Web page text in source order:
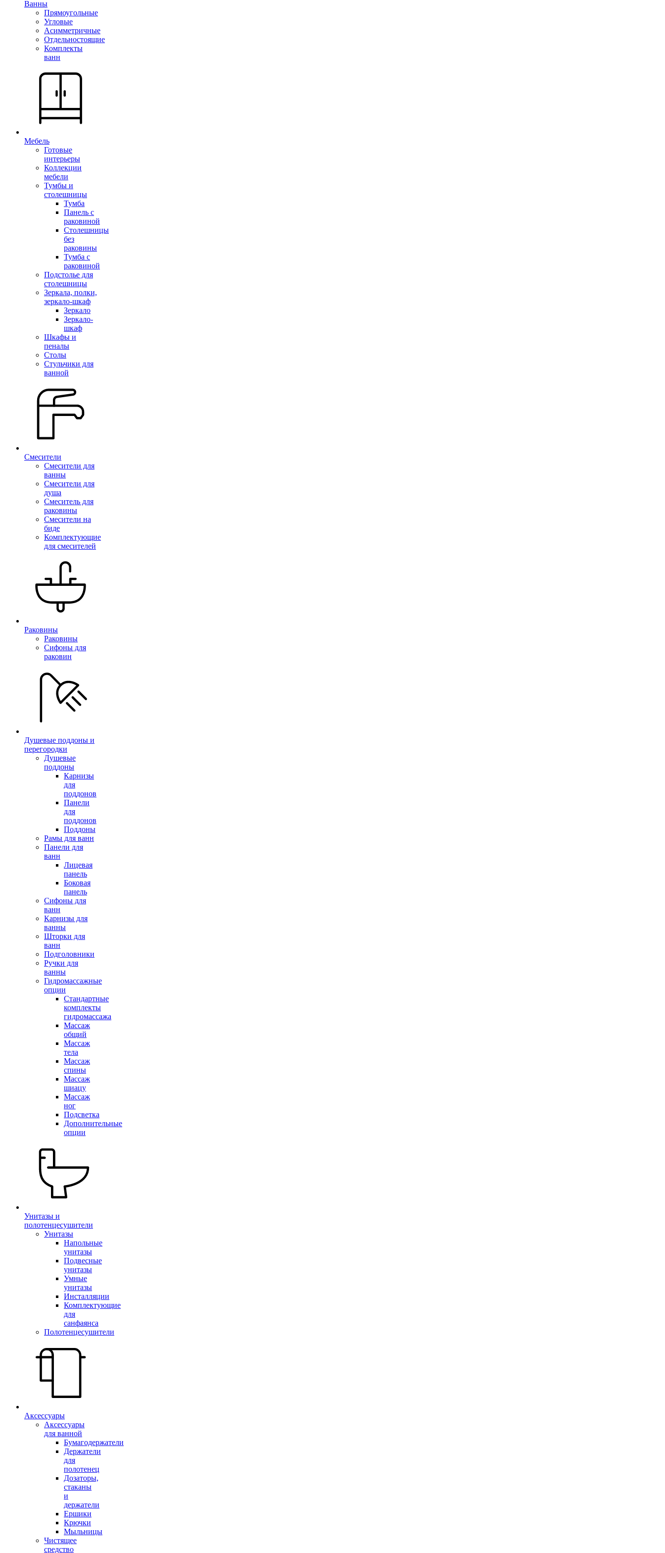
Ванны
Прямоугольные
Угловые
Асимметричные
Отдельностоящие
Комплекты
ванн
Мебель
Готовые
интерьеры
Коллекции
мебели
Тумбы и
столешницы
Тумба
Панель с
раковиной
Столешницы
без
раковины
Тумба с
раковиной
Подстолье для
столешницы
Зеркала, полки,
зеркало-шкаф
Зеркало
Зеркало-
шкаф
Шкафы и
пеналы
Столы
Стульчики для
ванной
Смесители
Смесители для
ванны
Смесители для
душа
Смеситель для
раковины
Смесители на
биде
Комплектующие
для смесителей
Раковины
Раковины
Сифоны для
раковин
Душевые поддоны и
перегородки
Душевые
поддоны
Карнизы
для
поддонов
Панели
для
поддонов
Поддоны
Рамы для ванн
Панели для
ванн
Лицевая
панель
Боковая
панель
Сифоны для
ванн
Карнизы для
ванны
Шторки для
ванн
Подголовники
Ручки для
ванны
Гидромассажные
опции
Стандартные
комплекты
гидромассажа
Массаж
общий
Массаж
тела
Массаж
спины
Массаж
шиацу
Массаж
ног
Подсветка
Дополнительные
опции
Унитазы и
полотенцесушители
Унитазы
Напольные
унитазы
Подвесные
унитазы
Умные
унитазы
Инсталляции
Комплектующие
для
санфаянса
Полотенцесушители
Аксессуары
Аксессуары
для ванной
Бумагодержатели
Держатели
для
полотенец
Дозаторы,
стаканы
и
держатели
Ершики
Крючки
Мыльницы
Чистящее
средство